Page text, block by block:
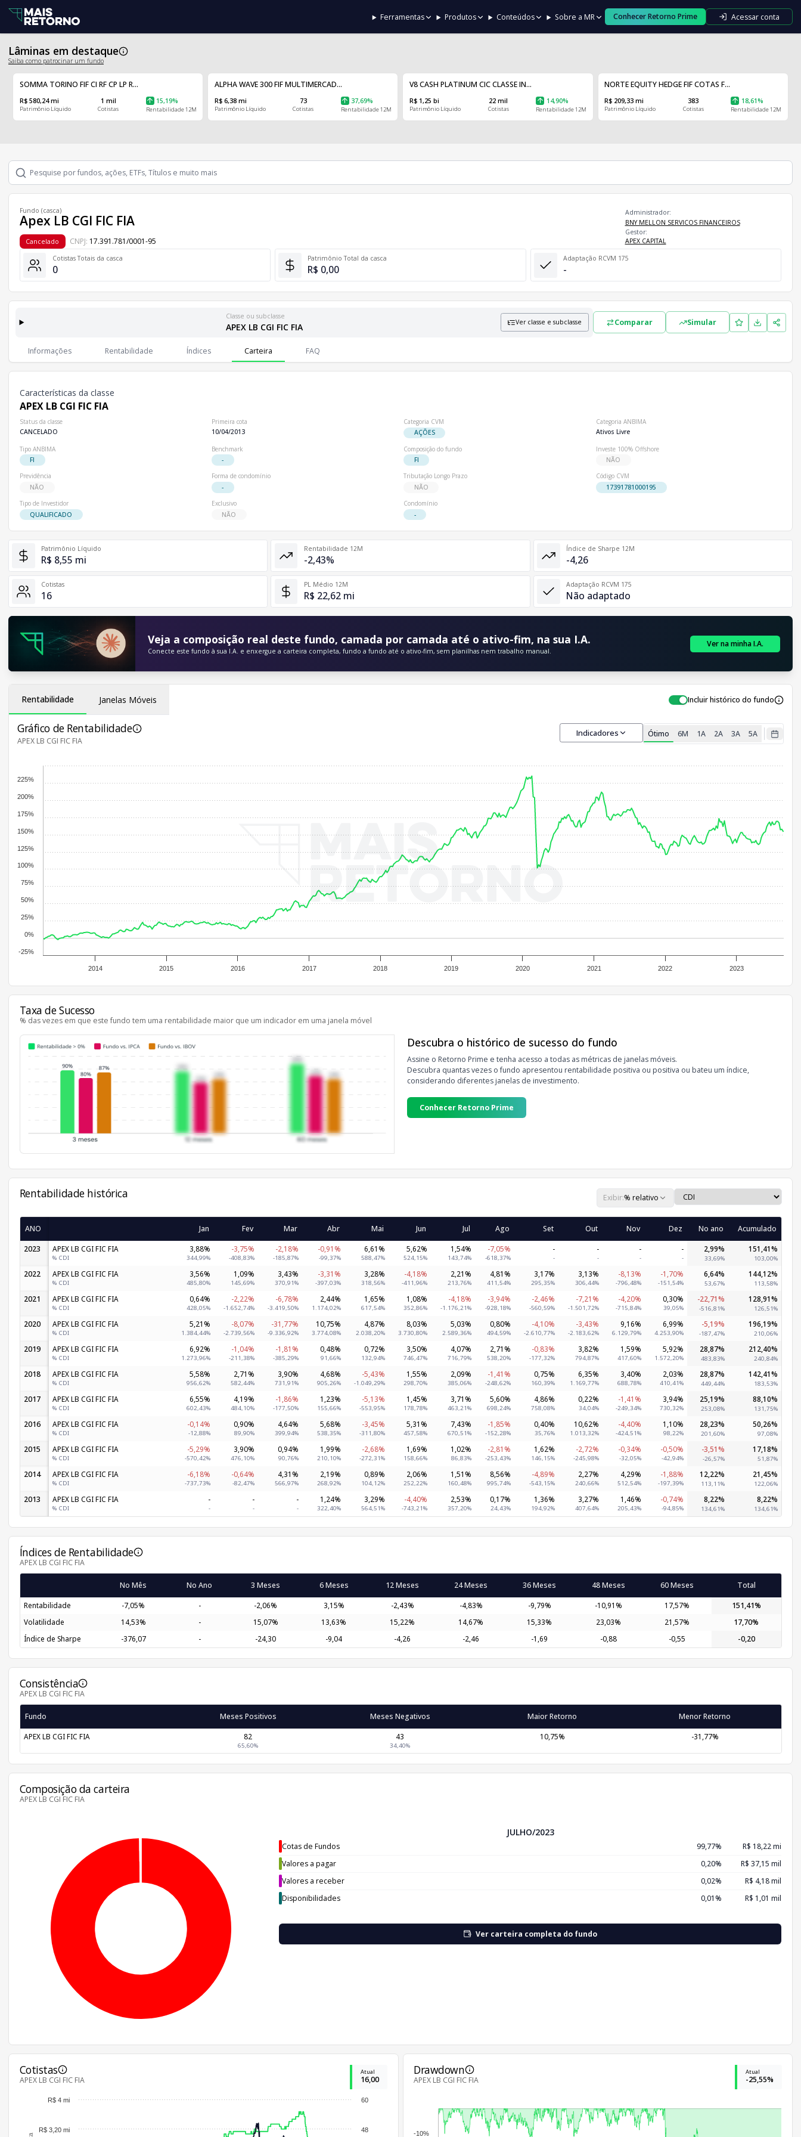
Ferramentas Produtos Conteúdos Sobre a MR Conhecer Retorno Prime Acessar conta
Lâminas em destaque
Saiba como patrocinar um fundo
SOMMA TORINO FIF CI RF CP LP R...
R$ 580,24 mi
Patrimônio Líquido
1 mil
Cotistas
15,19%
Rentabilidade 12M
ALPHA WAVE 300 FIF MULTIMERCAD...
R$ 6,38 mi
Patrimônio Líquido
73
Cotistas
37,69%
Rentabilidade 12M
V8 CASH PLATINUM CIC CLASSE IN...
R$ 1,25 bi
Patrimônio Líquido
22 mil
Cotistas
14,90%
Rentabilidade 12M
NORTE EQUITY HEDGE FIF COTAS F...
R$ 209,33 mi
Patrimônio Líquido
383
Cotistas
18,61%
Rentabilidade 12M
Fundo (casca)
Apex LB CGI FIC FIA
Cancelado CNPJ: 17.391.781/0001-95
Administrador:
BNY MELLON SERVICOS FINANCEIROS
Gestor:
APEX CAPITAL
Cotistas Totais da casca
0
Patrimônio Total da casca
R$ 0,00
Adaptação RCVM 175
-
Classes e Subclasses do Fundo
Classes
Patrimônio Líquido Cotistas
Classe ou subclasse
APEX LB CGI FIC FIA Ver classe e subclasse Comparar Simular
Informações Rentabilidade Índices Carteira FAQ
Características da classe
APEX LB CGI FIC FIA
Status da classe
CANCELADO
Primeira cota
10/04/2013
Categoria CVM
AÇÕES
Categoria ANBIMA
Ativos Livre
Tipo ANBIMA
FI
Benchmark
-
Composição do fundo
FI
Investe 100% Offshore
NÃO
Previdência
NÃO
Forma de condomínio
-
Tributação Longo Prazo
NÃO
Código CVM
17391781000195
Tipo de Investidor
QUALIFICADO
Exclusivo
NÃO
Condomínio
-
Patrimônio Líquido
R$ 8,55 mi
Rentabilidade 12M
-2,43%
Índice de Sharpe 12M
-4,26
Cotistas
16
PL Médio 12M
R$ 22,62 mi
Adaptação RCVM 175
Não adaptado
Veja a composição real deste fundo, camada por camada até o ativo-fim, na sua I.A.
Conecte este fundo à sua I.A. e enxergue a carteira completa, fundo a fundo até o ativo-fim, sem planilhas nem trabalho manual.
Ver na minha I.A.
Rentabilidade Janelas Móveis Incluir histórico do fundo
Gráfico de Rentabilidade
APEX LB CGI FIC FIA
Indicadores Ótimo 6M 1A 2A 3A 5A
2014 2015 2016 2017 2018 2019 2020 2021 2022 2023
-25%
0%
25%
50%
75%
100%
125%
150%
175%
200%
225%
Taxa de Sucesso
% das vezes em que este fundo tem uma rentabilidade maior que um indicador em uma janela móvel
Descubra o histórico de sucesso do fundo
Assine o Retorno Prime e tenha acesso a todas as métricas de janelas móveis.
Descubra quantas vezes o fundo apresentou rentabilidade positiva ou positiva ou bateu um índice,
considerando diferentes janelas de investimento.
Conhecer Retorno Prime
Rentabilidade histórica Exibir:% relativo
ANO Jan Fev Mar Abr Mai Jun Jul Ago Set Out Nov Dez No ano
Acumulado
2023
APEX LB CGI FIC FIA
% CDI
3,88%
344,99%
-3,75%
-408,83%
-2,18%
-185,87%
-0,91%
-99,37%
6,61%
588,47%
5,62%
524,15%
1,54%
143,74%
-7,05%
-618,37%
-
-
-
-
-
-
-
-
2,99%
33,69%
151,41%
103,00%
2022 APEX LB CGI FIC FIA
% CDI
3,56%
485,80%
1,09%
145,69%
3,43%
370,91%
-3,31%
-397,03%
3,28%
318,56%
-4,18%
-411,96%
2,21%
213,76%
4,81%
411,54%
3,17%
295,35%
3,13%
306,44%
-8,13%
-796,48%
-1,70%
-151,54%
6,64%
53,67%
144,12%
113,58%
2021 APEX LB CGI FIC FIA
% CDI
0,64%
428,05%
-2,22%
-1.652,74%
-6,78%
-3.419,50%
2,44%
1.174,02%
1,65%
617,54%
1,08%
352,86%
-4,18%
-1.176,21%
-3,94%
-928,18%
-2,46%
-560,59%
-7,21%
-1.501,72%
-4,20%
-715,84%
0,30%
39,05%
-22,71%
-516,81%
128,91%
126,51%
2020 APEX LB CGI FIC FIA
% CDI
5,21%
1.384,44%
-8,07%
-2.739,56%
-31,77%
-9.336,92%
10,75%
3.774,08%
4,87%
2.038,20%
8,03%
3.730,80%
5,03%
2.589,36%
0,80%
494,59%
-4,10%
-2.610,77%
-3,43%
-2.183,62%
9,16%
6.129,79%
6,99%
4.253,90%
-5,19%
-187,47%
196,19%
210,06%
2019 APEX LB CGI FIC FIA
% CDI
6,92%
1.273,96%
-1,04%
-211,38%
-1,81%
-385,29%
0,48%
91,66%
0,72%
132,94%
3,50%
746,47%
4,07%
716,79%
2,71%
538,20%
-0,83%
-177,32%
3,82%
794,87%
1,59%
417,60%
5,92%
1.572,20%
28,87%
483,83%
212,40%
240,84%
2018 APEX LB CGI FIC FIA
% CDI
5,58%
956,62%
2,71%
582,44%
3,90%
731,91%
4,68%
905,26%
-5,43%
-1.049,29%
1,55%
298,70%
2,09%
385,06%
-1,41%
-248,62%
0,75%
160,39%
6,35%
1.169,77%
3,40%
688,78%
2,03%
410,41%
28,87%
449,44%
142,41%
183,53%
2017 APEX LB CGI FIC FIA
% CDI
6,55%
602,43%
4,19%
484,10%
-1,86%
-177,50%
1,23%
155,66%
-5,13%
-553,95%
1,45%
178,78%
3,71%
463,21%
5,60%
698,24%
4,86%
758,08%
0,22%
34,04%
-1,41%
-249,34%
3,94%
730,32%
25,19%
253,08%
88,10%
131,75%
2016 APEX LB CGI FIC FIA
% CDI
-0,14%
-12,88%
0,90%
89,90%
4,64%
399,94%
5,68%
538,35%
-3,45%
-311,80%
5,31%
457,58%
7,43%
670,51%
-1,85%
-152,28%
0,40%
35,76%
10,62%
1.013,32%
-4,40%
-424,51%
1,10%
98,22%
28,23%
201,60%
50,26%
97,08%
2015 APEX LB CGI FIC FIA
% CDI
-5,29%
-570,42%
3,90%
476,10%
0,94%
90,76%
1,99%
210,10%
-2,68%
-272,31%
1,69%
158,66%
1,02%
86,83%
-2,81%
-253,43%
1,62%
146,15%
-2,72%
-245,98%
-0,34%
-32,05%
-0,50%
-42,94%
-3,51%
-26,57%
17,18%
51,87%
2014 APEX LB CGI FIC FIA
% CDI
-6,18%
-737,73%
-0,64%
-82,47%
4,31%
566,97%
2,19%
268,92%
0,89%
104,12%
2,06%
252,22%
1,51%
160,48%
8,56%
995,74%
-4,89%
-543,15%
2,27%
240,66%
4,29%
512,54%
-1,88%
-197,39%
12,22%
113,11%
21,45%
122,06%
2013 APEX LB CGI FIC FIA
% CDI
-
-
-
-
-
-
1,24%
322,40%
3,29%
564,51%
-4,40%
-743,21%
2,53%
357,20%
0,17%
24,43%
1,36%
194,92%
3,27%
407,64%
1,46%
205,43%
-0,74%
-94,85%
8,22%
134,61%
8,22%
134,61%
Índices de Rentabilidade
APEX LB CGI FIC FIA
No Mês No Ano 3 Meses 6 Meses 12 Meses 24 Meses 36 Meses 48 Meses 60 Meses Total
Rentabilidade -7,05% - -2,06% 3,15% -2,43% -4,83% -9,79% -10,91% 17,57% 151,41%
Volatilidade 14,53% - 15,07% 13,63% 15,22% 14,67% 15,33% 23,03% 21,57% 17,70%
Índice de Sharpe -376,07 - -24,30 -9,04 -4,26 -2,46 -1,69 -0,88 -0,55 -0,20
Consistência
APEX LB CGI FIC FIA
Fundo Meses Positivos Meses Negativos Maior Retorno Menor Retorno
APEX LB CGI FIC FIA 82
65,60%
43
34,40%
10,75% -31,77%
Composição da carteira
APEX LB CGI FIC FIA
JULHO/2023
Cotas de Fundos 99,77%
R$ 18,22 mi
Valores a pagar
0,20%
R$ 37,15 mil
Valores a receber
0,02%
R$ 4,18 mil
Disponibilidades
0,01% R$ 1,01 mil
Ver carteira completa do fundo
Cotistas
APEX LB CGI FIC FIA
Atual
16,00
48
60
R$ 3,20 mi
R$ 4 mi
Drawdown
APEX LB CGI FIC FIA
Atual
-25,55%
-10%